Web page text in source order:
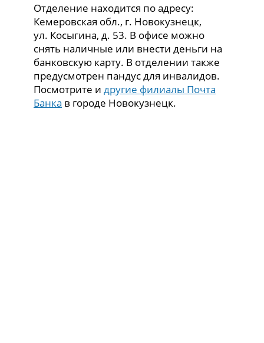
Отделение находится по адресу:
Кемеровская обл., г. Новокузнецк,
ул. Косыгина, д. 53. В офисе можно
снять наличные или внести деньги на
банковскую карту. В отделении также
предусмотрен пандус для инвалидов.
Посмотрите идругие филиалы Почта
Банка в городе Новокузнецк.